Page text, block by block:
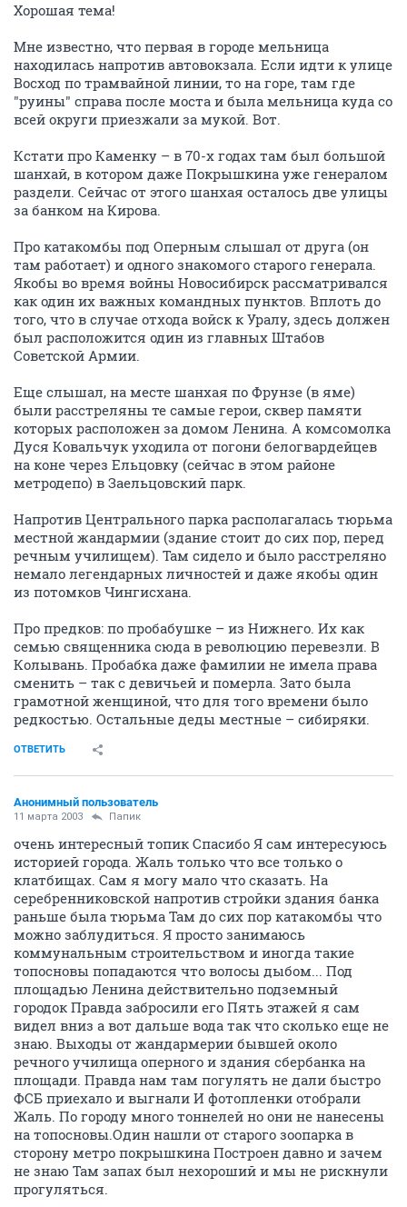
Хорошая тема!
Мне известно, что первая в городе мельница
находилась напротив автовокзала. Если идти к улице
Восход по трамвайной линии, то на горе, там где
"руины" справа после моста и была мельница куда со
всей округи приезжали за мукой. Вот.
Кстати про Каменку – в 70-х годах там был большой
шанхай, в котором даже Покрышкина уже генералом
раздели. Сейчас от этого шанхая осталось две улицы
за банком на Кирова.
Про катакомбы под Оперным слышал от друга (он
там работает) и одного знакомого старого генерала.
Якобы во время войны Новосибирск рассматривался
как один их важных командных пунктов. Вплоть до
того, что в случае отхода войск к Уралу, здесь должен
был расположится один из главных Штабов
Советской Армии.
Еще слышал, на месте шанхая по Фрунзе (в яме)
были расстреляны те самые герои, сквер памяти
которых расположен за домом Ленина. А комсомолка
Дуся Ковальчук уходила от погони белогвардейцев
на коне через Ельцовку (сейчас в этом районе
метродепо) в Заельцовский парк.
Напротив Центрального парка располагалась тюрьма
местной жандармии (здание стоит до сих пор, перед
речным училищем). Там сидело и было расстреляно
немало легендарных личностей и даже якобы один
из потомков Чингисхана.
Про предков: по пробабушке – из Нижнего. Их как
семью священника сюда в революцию перевезли. В
Колывань. Пробабка даже фамилии не имела права
сменить – так с девичьей и померла. Зато была
грамотной женщиной, что для того времени было
редкостью. Остальные деды местные – сибиряки.
ОТВЕТИТЬ
Анонимный пользователь
11 марта 2003 Папик
очень интересный топик Спасибо Я сам интересуюсь
историей города. Жаль только что все только о
клатбищах. Сам я могу мало что сказать. На
серебренниковской напротив стройки здания банка
раньше была тюрьма Там до сих пор катакомбы что
можно заблудиться. Я просто занимаюсь
коммунальным строительством и иногда такие
топосновы попадаются что волосы дыбом... Под
площадью Ленина действительно подземный
городок Правда забросили его Пять этажей я сам
видел вниз а вот дальше вода так что сколько еще не
знаю. Выходы от жандармерии бывшей около
речного училища оперного и здания сбербанка на
площади. Правда нам там погулять не дали быстро
ФСБ приехало и выгнали И фотопленки отобрали
Жаль. По городу много тоннелей но они не нанесены
на топосновы.Один нашли от старого зоопарка в
сторону метро покрышкина Построен давно и зачем
не знаю Там запах был нехороший и мы не рискнули
прогуляться.